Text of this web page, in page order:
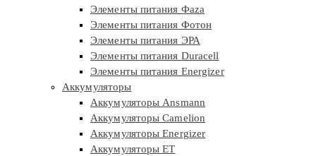
Элементы питания Фaza
Элементы питания Фотон
Элементы питания ЭРА
Элементы питания Duracell
Элементы питания Energizer
Аккумуляторы
Аккумуляторы Ansmann
Аккумуляторы Camelion
Аккумуляторы Energizer
Аккумуляторы ET